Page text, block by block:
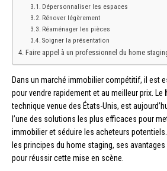
Dépersonnaliser les espaces
Rénover légèrement
Réaménager les pièces
Soigner la présentation
Faire appel à un professionnel du home
Dans un marché immobilier compétitif, il est
pour vendre rapidement et au meilleur prix. Le
technique venue des États-Unis, est
l’une des solutions les plus efficaces pour
immobilier et séduire les acheteurs
les principes du home staging, ses
pour réussir cette mise en scène.